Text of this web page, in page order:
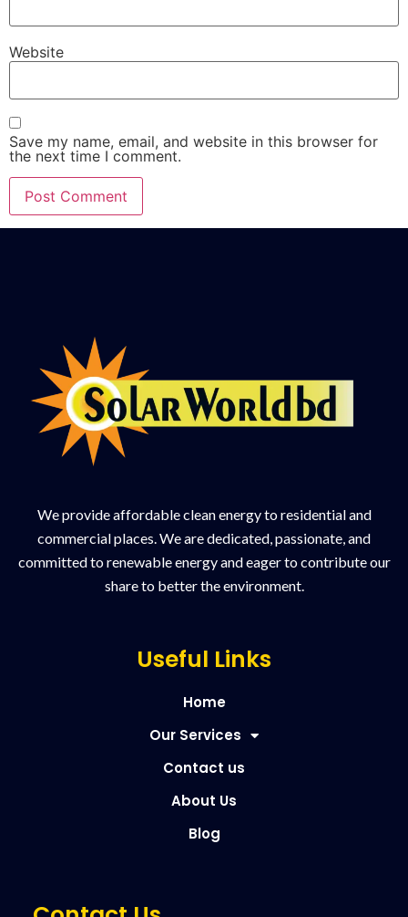
Website
Save my name, email, and website in this browser for
the next time I comment.
We provide affordable clean energy to residential and
commercial places. We are dedicated, passionate, and
committed to renewable energy and eager to contribute our
share to better the environment.
Useful Links
Home
Our Services
Contact us
About Us
Blog